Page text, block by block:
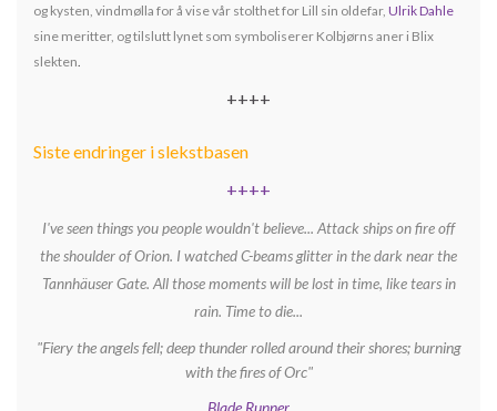
og kysten, vindmølla for å vise vår stolthet for Lill sin oldefar, Ulrik Dahle
sine meritter, og tilslutt lynet som symboliserer Kolbjørns aner i Blix
slekten
++++
Siste endringer i slekstbasen
++++
I've seen things you people wouldn't believe... Attack ships on fire off
the shoulder of Orion. I watched C-beams glitter in the dark near the
Tannhäuser Gate. All those moments will be lost in time, like tears in
rain. Time to die...
"Fiery the angels fell; deep thunder rolled around their shores; burning
with the fires of Orc"
Blade Runner